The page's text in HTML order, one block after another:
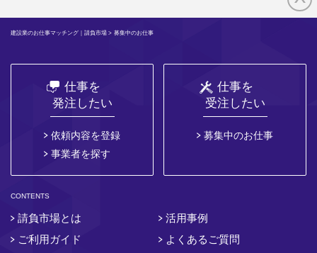
建設業のお仕事マッチング｜請負市場 > 募集中のお仕事
仕事を
発注したい
依頼内容を登録
事業者を探す
仕事を
受注したい
募集中のお仕事
CONTENTS
請負市場とは
活用事例
ご利用ガイド
よくあるご質問